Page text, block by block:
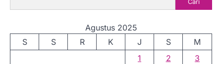
Agustus 2025
S
S R K J S
M
1
2
3